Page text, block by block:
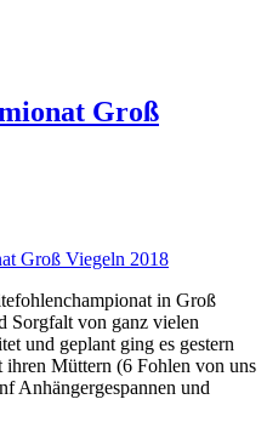
Groß
in Groß
Sorgfalt von ganz vielen
und geplant ging es gestern
ihren Müttern (6 Fohlen von uns
Anhängergespannen und